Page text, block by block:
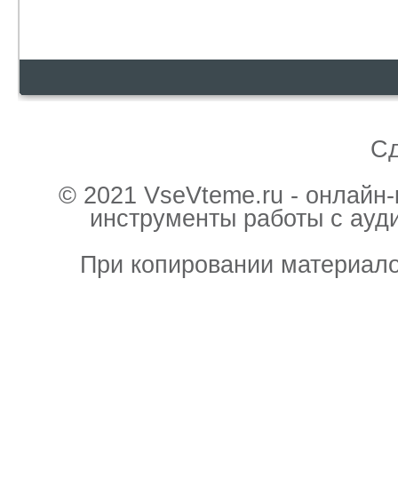
© 2021 VseVteme.ru -
инструменты работы с
При копировании